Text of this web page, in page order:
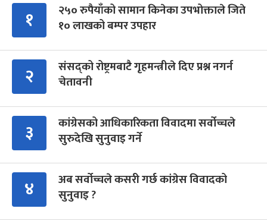
१
२५० रुपैयाँको सामान किनेका उपभोक्ताले जिते
१० लाखको बम्पर उपहार
२
संसद्को रोष्ट्रमबाटै गृहमन्त्रीले दिए प्रश्न नगर्न
चेतावनी
३
कांग्रेसको आधिकारिकता विवादमा सर्वोच्चले
सुरुदेखि सुनुवाइ गर्ने
४
अब सर्वोच्चले कसरी गर्छ कांग्रेस विवादको
सुनुवाइ ?